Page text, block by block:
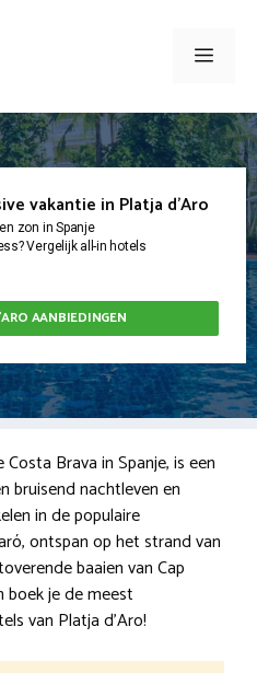
Menu
vakantie in Platja d'Aro
zon in Spanje
Vergelijk all-in hotels
AANBIEDINGEN
Brava in Spanje, is een
bruisend nachtleven en
in de populaire
ontspan op het strand van
baaien van Cap
boek je de meest
van Platja d’Aro!